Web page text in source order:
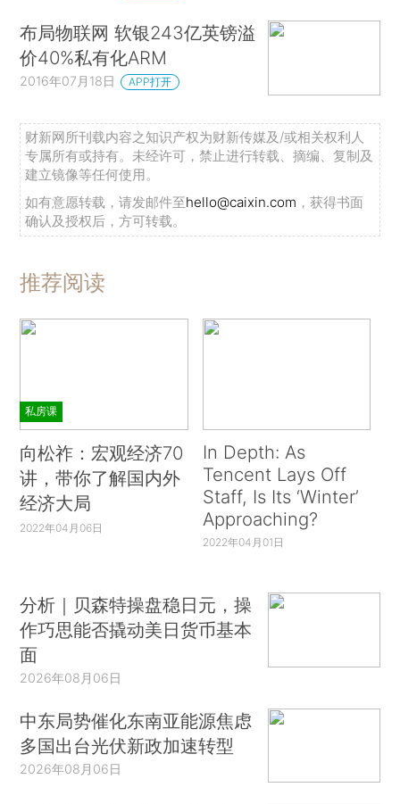
布局物联网 软银243亿英镑溢
价40%私有化ARM
2016年07月18日 APP打开
财新网所刊载内容之知识产权为财新传媒及/或相关权利人
专属所有或持有。未经许可，禁止进行转载、摘编、复制及
建立镜像等任何使用。
如有意愿转载，请发邮件至hello@caixin.com ，获得书面
确认及授权后，方可转载。
推荐阅读
私房课
向松祚：宏观经济70
讲，带你了解国内外
经济大局
2022年04月06日
In Depth: As
Tencent Lays Off
Staff, Is Its ‘Winter’
Approaching?
2022年04月01日
分析｜贝森特操盘稳日元，操
作巧思能否撬动美日货币基本
面
2026年08月06日
中东局势催化东南亚能源焦虑
多国出台光伏新政加速转型
2026年08月06日